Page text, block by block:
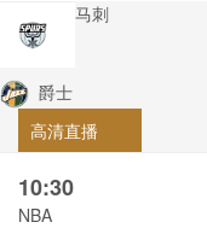
马刺
爵士
高清直播
10:30
NBA